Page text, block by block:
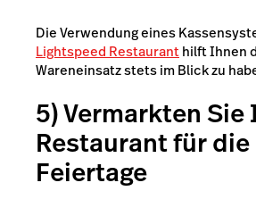
Die Verwendung eines
Lightspeed Restauranthilft Ihnen
Wareneinsatz stets im Blick zu
5) Vermarkten Sie
Restaurant für die
Feiertage